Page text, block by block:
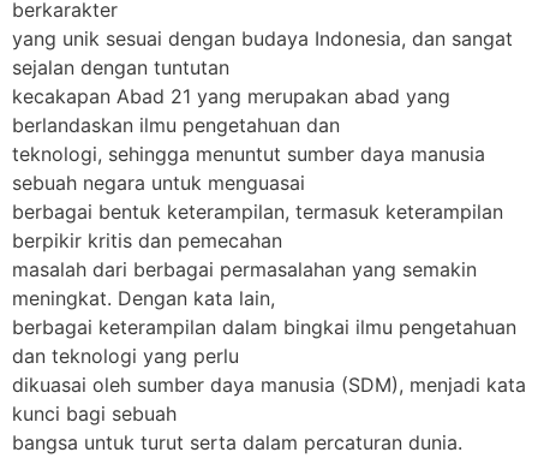
berkarakter
yang unik sesuai dengan budaya Indonesia, dan sangat
sejalan dengan tuntutan
kecakapan Abad 21 yang merupakan abad yang
berlandaskan ilmu pengetahuan dan
teknologi, sehingga menuntut sumber daya manusia
sebuah negara untuk menguasai
berbagai bentuk keterampilan, termasuk keterampilan
berpikir kritis dan pemecahan
masalah dari berbagai permasalahan yang semakin
meningkat. Dengan kata lain,
berbagai keterampilan dalam bingkai ilmu pengetahuan
dan teknologi yang perlu
dikuasai oleh sumber daya manusia (SDM), menjadi kata
kunci bagi sebuah
bangsa untuk turut serta dalam percaturan dunia.